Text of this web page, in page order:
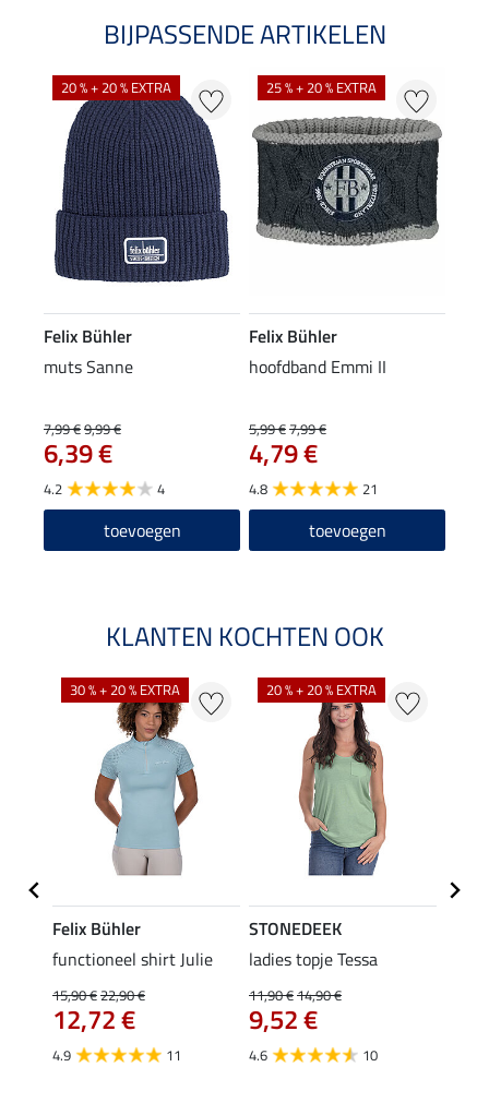
BIJPASSENDE ARTIKELEN
20 % + 20 % EXTRA
Felix Bühler
muts Sanne
7,99 €9,99 €
6,39 €
4.2 4
toevoegen
25 % + 20 % EXTRA
Felix Bühler
hoofdband Emmi II
5,99 €7,99 €
4,79 €
4.8 21
toevoegen
KLANTEN KOCHTEN OOK
30 % + 20 % EXTRA
Felix Bühler
functioneel shirt Julie
15,90 €22,90 €
12,72 €
4.9 11
20 % + 20 % EXTRA
STONEDEEK
ladies topje Tessa
11,90 €14,90 €
9,52 €
4.6 10